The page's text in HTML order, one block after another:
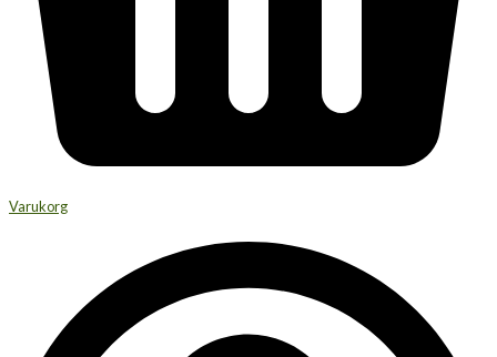
Varukorg